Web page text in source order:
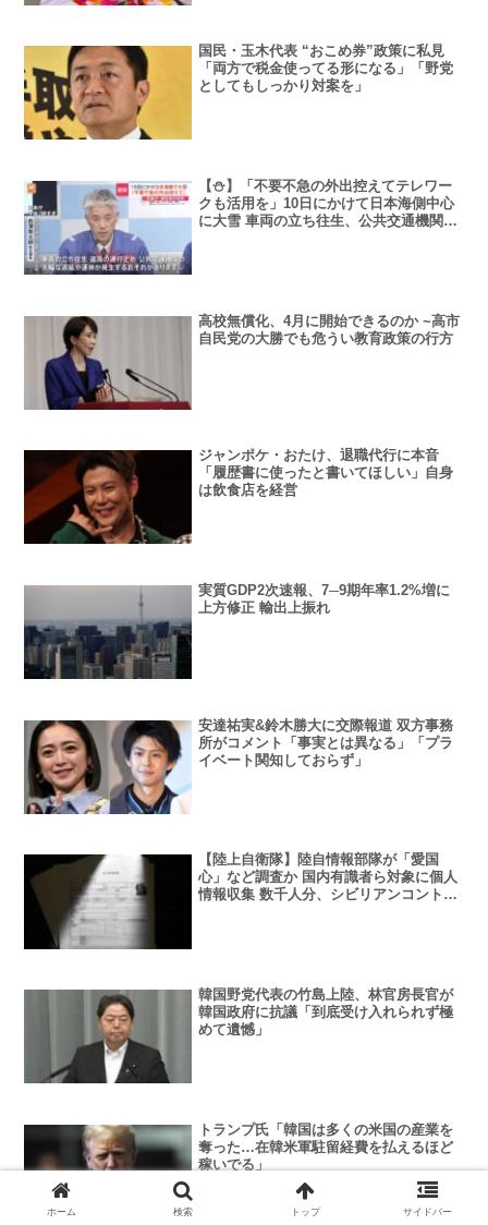
国民・玉木代表 “おこめ券”政策に私見
「両方で税金使ってる形になる」「野党
としてもしっかり対案を」
【⛄】「不要不急の外出控えてテレワー
クも活用を」10日にかけて日本海側中心
に大雪 車両の立ち往生、公共交通機関の
高校無償化、4月に開始できるのか ~高市
自民党の大勝でも危うい教育政策の行方
ジャンポケ・おたけ、退職代行に本音
「履歴書に使ったと書いてほしい」自身
は飲食店を経営
実質GDP2次速報、7─9期年率1.2%増に
上方修正 輸出上振れ
安達祐実&鈴木勝大に交際報道 双方事務
所がコメント「事実とは異なる」「プラ
イベート関知しておらず」
【陸上自衛隊】陸自情報部隊が「愛国
心」など調査か 国内有識者ら対象に個人
情報収集 数千人分、シビリアンコントロ
韓国野党代表の竹島上陸、林官房長官が
韓国政府に抗議「到底受け入れられず極
めて遺憾」
トランプ氏「韓国は多くの米国の産業を
奪った…在韓米軍駐留経費を払えるほど
稼いでる」
ホーム 検索 トップ サイドバー